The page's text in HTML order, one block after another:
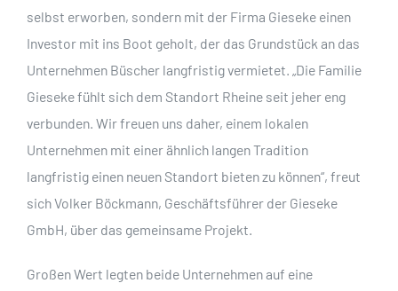
selbst erworben, sondern mit der Firma Gieseke einen
Investor mit ins Boot geholt, der das Grundstück an das
Unternehmen Büscher langfristig vermietet. „Die Familie
Gieseke fühlt sich dem Standort Rheine seit jeher eng
verbunden. Wir freuen uns daher, einem lokalen
Unternehmen mit einer ähnlich langen Tradition
langfristig einen neuen Standort bieten zu können“, freut
sich Volker Böckmann, Geschäftsführer der Gieseke
GmbH, über das gemeinsame Projekt.
Großen Wert legten beide Unternehmen auf eine